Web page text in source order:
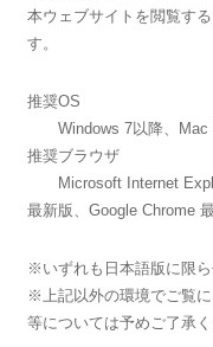
本ウェブサイトを閲覧す
す。
推奨OS
Windows 7以降、Mac
推奨ブラウザ
Microsoft Internet
最新版、Google Chrome
※いずれも日本語版に限ら
※上記以外の環境でご覧
等については予めご了承く